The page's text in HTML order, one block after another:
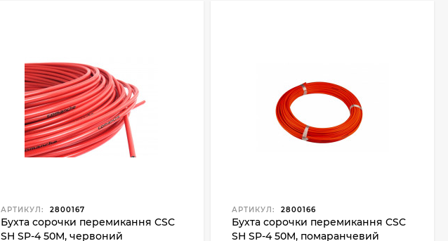
АРТИКУЛ: 2800167
Бухта сорочки перемикання CSC
SH SP-4 50M, червоний
АРТИКУЛ: 2800166
Бухта сорочки перемикання CSC
SH SP-4 50M, помаранчевий